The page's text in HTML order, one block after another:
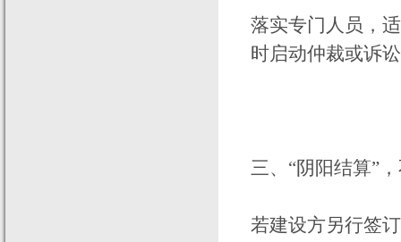
落实专门人员，
时启动仲裁或诉
三、“阴阳结算”
若建设方另行签